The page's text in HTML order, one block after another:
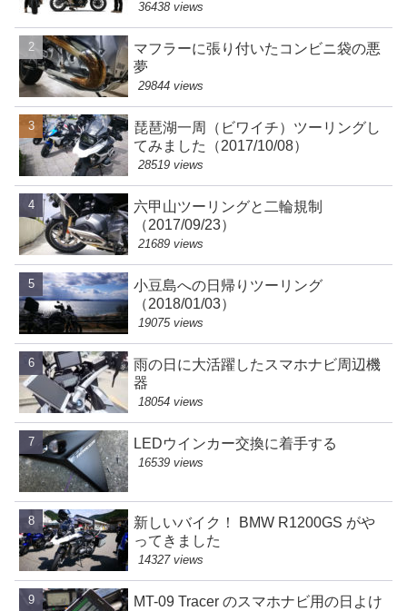
36438 views
マフラーに張り付いたコンビニ袋の悪
夢
29844 views
琵琶湖一周（ビワイチ）ツーリングし
てみました（2017/10/08）
28519 views
六甲山ツーリングと二輪規制
（2017/09/23）
21689 views
小豆島への日帰りツーリング
（2018/01/03）
19075 views
雨の日に大活躍したスマホナビ周辺機
器
18054 views
LEDウインカー交換に着手する
16539 views
新しいバイク！ BMW R1200GS がや
ってきました
14327 views
MT-09 Tracer のスマホナビ用の日よけ